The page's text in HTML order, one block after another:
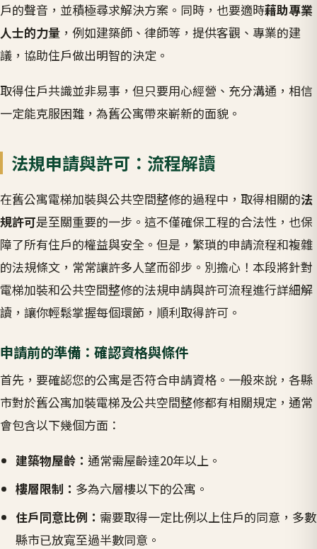
戶的聲音，並積極尋求解決方案。同時，也要適時藉助專業
人士的力量 ，例如建築師、律師等，提供客觀、專業的建
議，協助住戶做出明智的決定。
取得住戶共識並非易事，但只要用心經營、充分溝通，相信
一定能克服困難，為舊公寓帶來嶄新的面貌。
法規申請與許可：流程解讀
在舊公寓電梯加裝與公共空間整修的過程中，取得相關的法
規許可是至關重要的一步。這不僅確保工程的合法性，也保
障了所有住戶的權益與安全。但是，繁瑣的申請流程和複雜
的法規條文，常常讓許多人望而卻步。別擔心！本段將針對
電梯加裝和公共空間整修的法規申請與許可流程進行詳細解
讀，讓你輕鬆掌握每個環節，順利取得許可。
申請前的準備：確認資格與條件
首先，要確認您的公寓是否符合申請資格。一般來說，各縣
市對於舊公寓加裝電梯及公共空間整修都有相關規定，通常
會包含以下幾個方面：
建築物屋齡： 通常需屋齡達20年以上。
樓層限制： 多為六層樓以下的公寓。
住戶同意比例： 需要取得一定比例以上住戶的同意，多數
縣市已放寬至過半數同意。